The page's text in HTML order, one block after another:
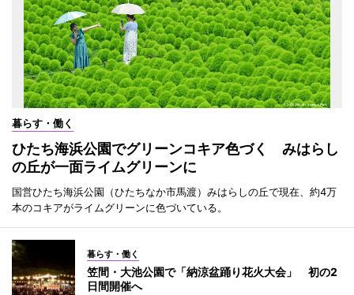
暮らす・働く
ひたち海浜公園でグリーンコキア色づく みはらし
の丘が一面ライムグリーンに
国営ひたち海浜公園（ひたちなか市馬渡）みはらしの丘で現在、約4万
本のコキアがライムグリーンに色づいている。
暮らす・働く
笠間・大池公園で「納涼盆踊り花火大会」 初の2
日間開催へ